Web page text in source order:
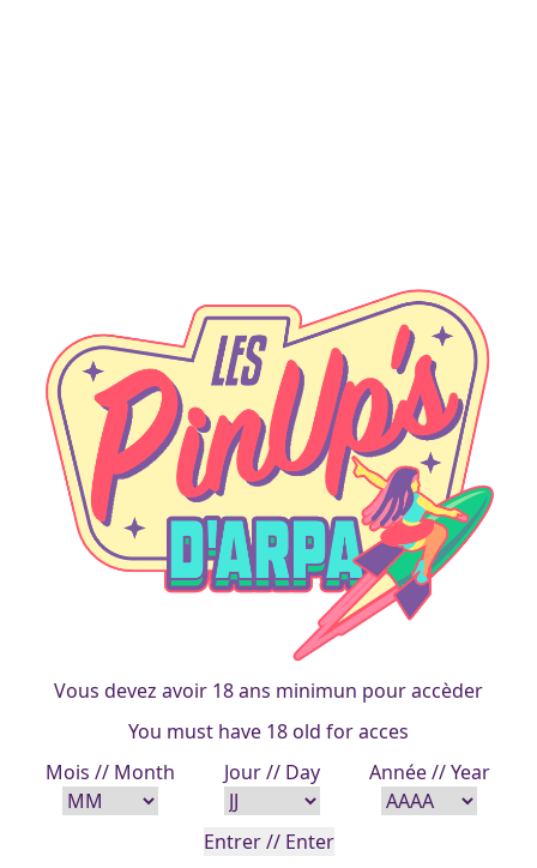
Vous devez avoir 18 ans minimun pour accèder
You must have 18 old for acces
Mois // Month
Jour // Day Année // Year